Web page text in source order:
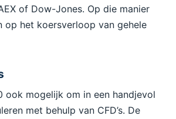
of Dow-Jones. Op die manier
op het koersverloop van gehele
ook mogelijk om in een handjevol
met behulp van CFD’s. De